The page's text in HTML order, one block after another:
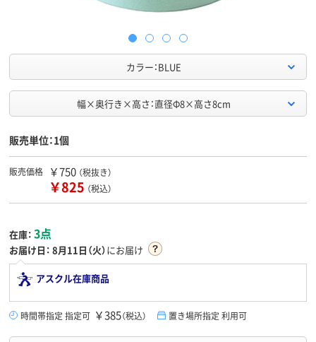
カラー：BLUE
幅×奥行き×高さ：直径Φ8×高さ8cm
販売単位：1個
販売価格 ￥750 （税抜き）
￥825 （税込）
在庫： 3点
お届け日： 8月11日（火）にお届け
アスクル在庫商品
時間帯指定 指定可 ￥385（税込） 置き場所指定 利用可